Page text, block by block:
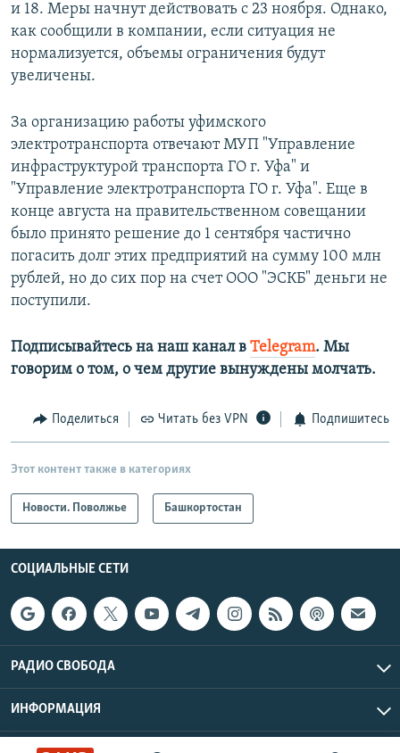
и 18. Меры начнут действовать с 23 ноября. Однако,
как сообщили в компании, если ситуация не
нормализуется, объемы ограничения будут
увеличены.
За организацию работы уфимского
электротранспорта отвечают МУП "Управление
инфраструктурой транспорта ГО г. Уфа" и
"Управление электротранспорта ГО г. Уфа". Еще в
конце августа на правительственном совещании
было принято решение до 1 сентября частично
погасить долг этих предприятий на сумму 100 млн
рублей, но до сих пор на счет ООО "ЭСКБ" деньги не
поступили.
Подписывайтесь на наш канал в Telegram. Мы
говорим о том, о чем другие вынуждены молчать.
Поделиться Читать без VPN Подпишитесь
Этот контент также в категориях
Новости. Поволжье Башкортостан
СОЦИАЛЬНЫЕ СЕТИ
РАДИО СВОБОДА
ИНФОРМАЦИЯ